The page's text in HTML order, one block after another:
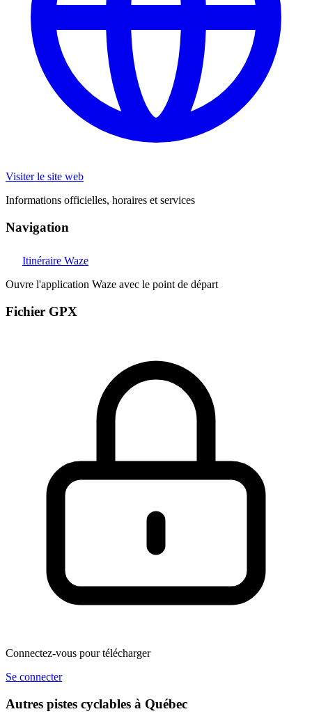
Visiter le site web
Informations officielles, horaires et services
Navigation
Itinéraire Waze
Ouvre l'application Waze avec le point de départ
Fichier GPX
Connectez-vous pour télécharger
Se connecter
Autres pistes cyclables à Québec